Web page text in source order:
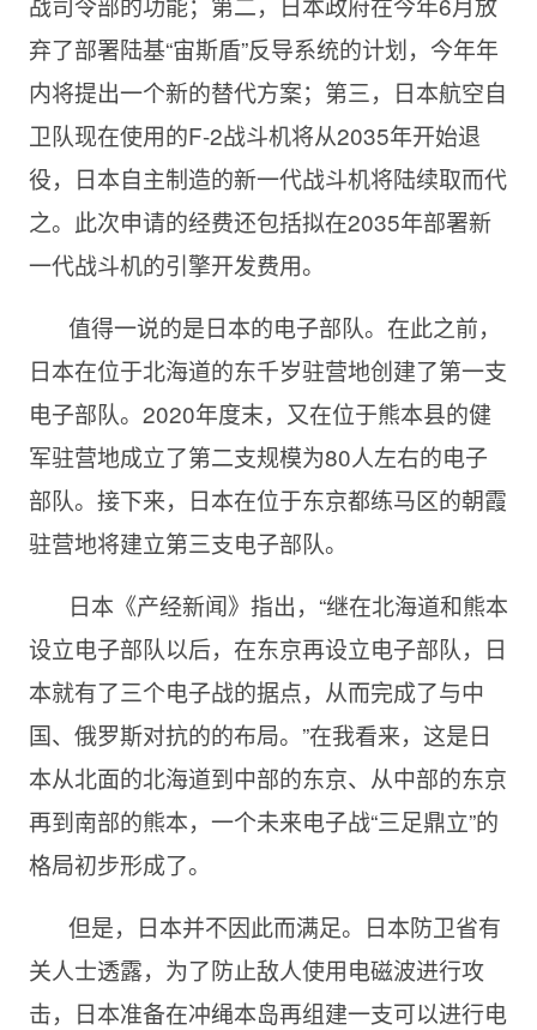
弃了部署陆基“宙斯盾”反导系统的计划，今年年
内将提出一个新的替代方案；第三，日本航空自
卫队现在使用的F-2战斗机将从2035年开始退
役，日本自主制造的新一代战斗机将陆续取而代
之。此次申请的经费还包括拟在2035年部署新
一代战斗机的引擎开发费用。
值得一说的是日本的电子部队。在此之前，
日本在位于北海道的东千岁驻营地创建了第一支
电子部队。 2020年度末，又在位于熊本县的健
军驻营地成立了第二支规模为80人左右的电子
部队。接下来，日本在位于东京都练马区的朝霞
驻营地将建立第三支电子部队。
日本《产经新闻》指出，“继在北海道和熊本
设立电子部队以后，在东京再设立电子部队，日
本就有了三个电子战的据点，从而完成了与中
国、俄罗斯对抗的的布局。”在我看来，这是日
本从北面的北海道到中部的东京、从中部的东京
再到南部的熊本，一个未来电子战“三足鼎立”的
格局初步形成了。
但是，日本并不因此而满足。日本防卫省有
关人士透露，为了防止敌人使用电磁波进行攻
击，日本准备在冲绳本岛再组建一支可以进行电